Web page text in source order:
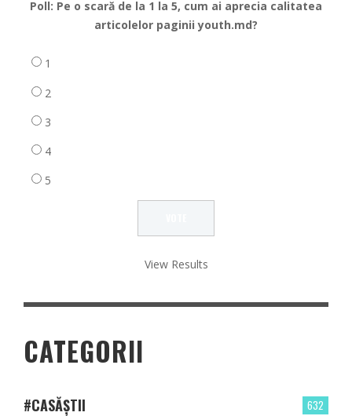
Poll: Pe o scară de la 1 la 5, cum ai aprecia calitatea
articolelor paginii youth.md?
1
2
3
4
5
View Results
CATEGORII
632
#CASĂȘTII